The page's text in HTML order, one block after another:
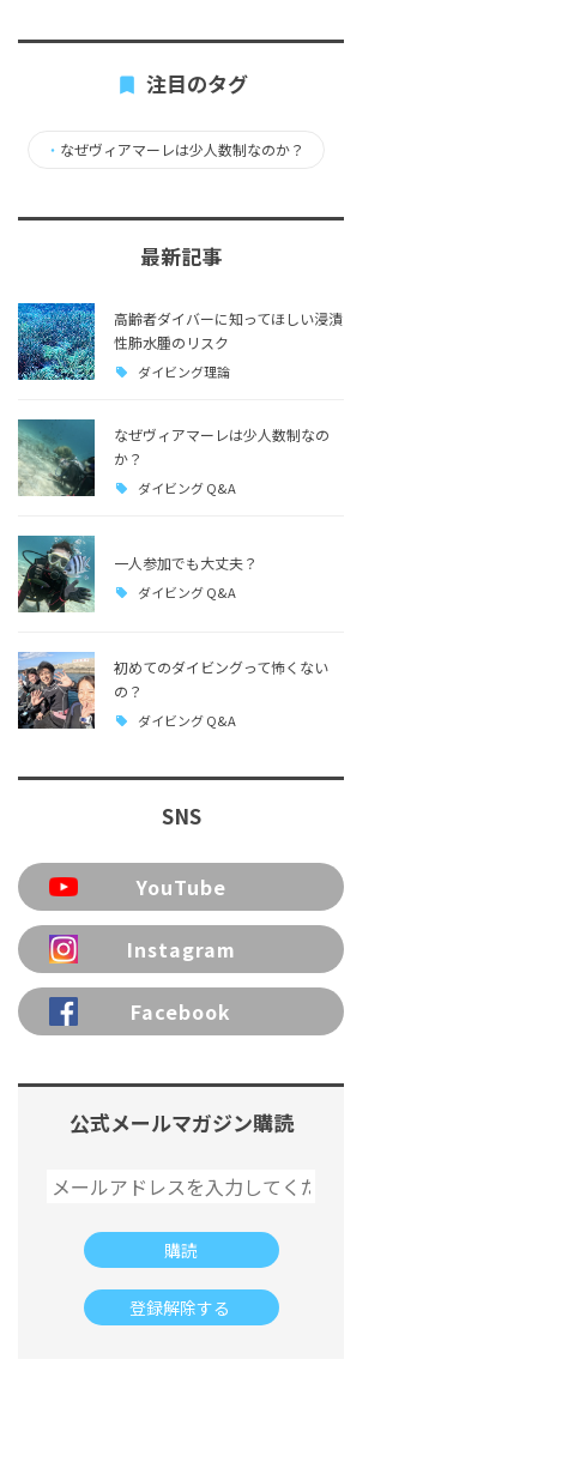
注目のタグ
・ なぜヴィアマーレは少人数制なのか？
最新記事
高齢者ダイバーに知ってほしい浸漬
性肺水腫のリスク
ダイビング理論
なぜヴィアマーレは少人数制なの
か？
ダイビング Q&A
一人参加でも大丈夫？
ダイビング Q&A
初めてのダイビングって怖くない
の？
ダイビング Q&A
SNS
YouTube
Instagram
Facebook
公式メールマガジン購読